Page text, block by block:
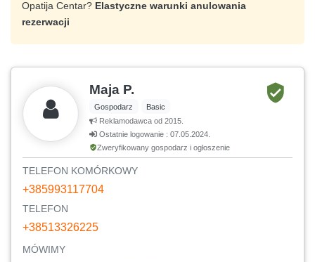
Opatija Centar? Elastyczne warunki anulowania
rezerwacji
Maja P.
Gospodarz
Basic
Reklamodawca od 2015.
Ostatnie logowanie : 07.05.2024.
Zweryfikowany gospodarz i ogłoszenie
TELEFON KOMÓRKOWY
+385993117704
TELEFON
+38513326225
MÓWIMY